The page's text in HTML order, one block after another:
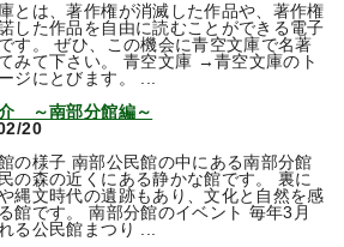
とは、著作権が消滅した作品や、著作権
した作品を自由に読むことができる電子
す。 ぜひ、この機会に青空文庫で名著
みて下さい。 青空文庫 →青空文庫のト
ジにとびます。 ...
～南部分館編～
20
の様子 南部公民館の中にある南部分館
の森の近くにある静かな館です。 裏に
縄文時代の遺跡もあり、文化と自然を感
館です。 南部分館のイベント 毎年3月
る公民館まつり ...